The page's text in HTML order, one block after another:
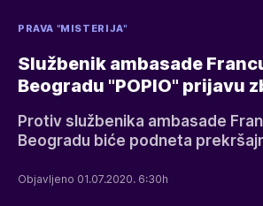
PRAVA "MISTERIJA"
Službenik ambasade
Beogradu "POPIO" prijavu
Protiv službenika ambasade
Beogradu biće podneta
Objavljeno 01.07.2020. 6:30h